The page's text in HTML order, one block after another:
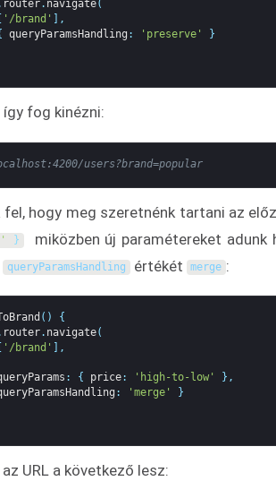
router. navigate(
[ '/brand' ] ,
queryParamsHandling : 'preserve'
}
így fog kinézni:
users?brand=popular
fel, hogy meg szeretnénk tartani az
}
miközben új paramétereket adunk
queryParamsHandling értékét merge :
( )
{
router. navigate(
[ '/brand' ] ,
: { price: 'high-to-low' } ,
: 'merge'
}
URL a következő lesz: